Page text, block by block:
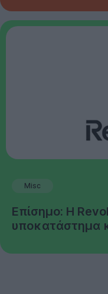
Misc
Επίσημο: Η
υποκατάστημα